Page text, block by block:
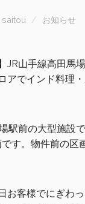
saitou お知らせ
JR山手線高田馬
アでインド料理
駅前の大型施設
す。物件前の区
お客様でにぎわ